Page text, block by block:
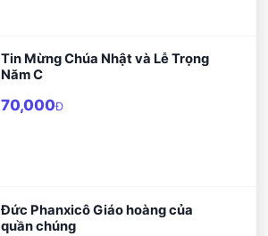
Tin Mừng Chúa Nhật và Lễ Trọng
Năm C
70,000Đ
Đức Phanxicô Giáo hoàng của
quần chúng